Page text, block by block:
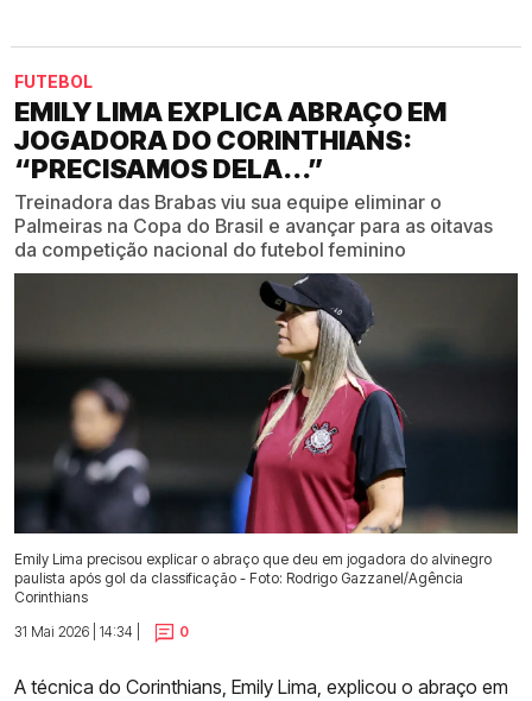
FUTEBOL
EMILY LIMA EXPLICA ABRAÇO EM
JOGADORA DO CORINTHIANS:
“PRECISAMOS DELA...”
Treinadora das Brabas viu sua equipe eliminar o
Palmeiras na Copa do Brasil e avançar para as oitavas
da competição nacional do futebol feminino
Emily Lima precisou explicar o abraço que deu em jogadora do alvinegro
paulista após gol da classificação - Foto: Rodrigo Gazzanel/Agência
Corinthians
31 Mai 2026 | 14:34 |
0
A técnica do Corinthians, Emily Lima, explicou o abraço em